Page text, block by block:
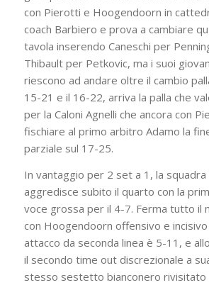
con Pierotti e Hoogendoorn in
coach Barbiero e prova a cambiare
tavola inserendo Caneschi per
Thibault per Petkovic, ma i suoi
riescono ad andare oltre il cambio
15-21 e il 16-22, arriva la palla che
per la Caloni Agnelli che ancora con
fischiare al primo arbitro Adamo la
parziale sul 17-25.
In vantaggio per 2 set a 1, la
aggredisce subito il quarto con la
voce grossa per il 4-7. Ferma tutto il
con Hoogendoorn offensivo e
attacco da seconda linea è 5-11, e
il secondo time out discrezionale a
stesso sestetto bianconero rivisitato